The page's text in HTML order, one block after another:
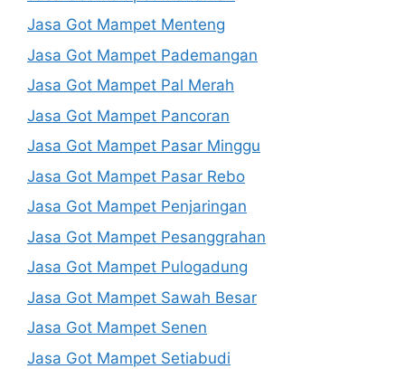
Jasa Got Mampet Menteng
Jasa Got Mampet Pademangan
Jasa Got Mampet Pal Merah
Jasa Got Mampet Pancoran
Jasa Got Mampet Pasar Minggu
Jasa Got Mampet Pasar Rebo
Jasa Got Mampet Penjaringan
Jasa Got Mampet Pesanggrahan
Jasa Got Mampet Pulogadung
Jasa Got Mampet Sawah Besar
Jasa Got Mampet Senen
Jasa Got Mampet Setiabudi